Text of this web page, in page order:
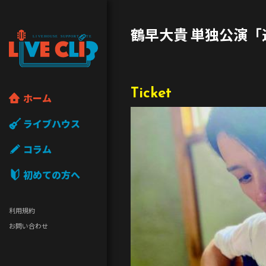
ホーム
ライブハウス
コラム
初めての方へ
利用規約
お問い合わせ
鶴早大貴 単独公演
Ticket